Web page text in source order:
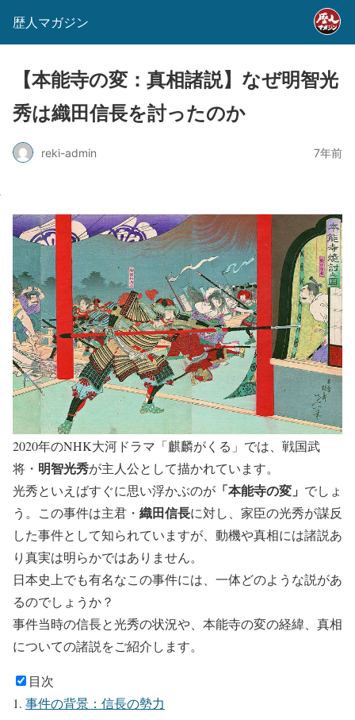
歴人マガジン
【本能寺の変：真相諸説】なぜ明智光
秀は織田信長を討ったのか
reki-admin 7年前
2020年のNHK大河ドラマ「麒麟がくる」では、戦国武
将・ 明智光秀が主人公として描かれています。
光秀といえばすぐに思い浮かぶのが 「本能寺の変」 でしょ
う。この事件は主君・ 織田信長に対し、家臣の光秀が謀反
した事件として知られていますが、動機や真相には諸説あ
り真実は明らかではありません。
日本史上でも有名なこの事件には、一体どのような説があ
るのでしょうか？
事件当時の信長と光秀の状況や、本能寺の変の経緯、真相
についての諸説をご紹介します。
目次
事件の背景：信長の勢力